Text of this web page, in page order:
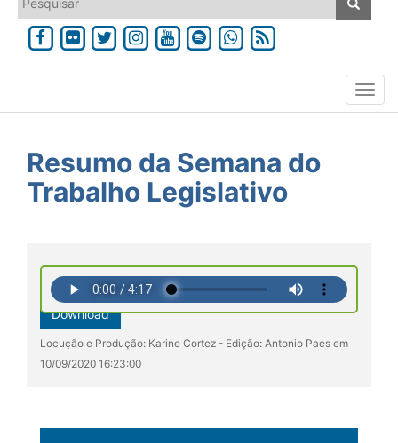
Resumo da Semana do
Trabalho Legislativo
Download
Locução e Produção: Karine Cortez - Edição: Antonio Paes em
10/09/2020 16:23:00